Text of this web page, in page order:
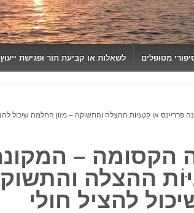
מטופלים לשאלות או קביעת תור ופגישת ייעוץ
או קִטְנִיּוֹת ההצלה והתשוקה – מזון החלמה שיכול
הקסומה –
ההצלה
להציל חולי